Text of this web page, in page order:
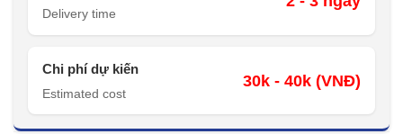
Delivery time
Chi phí dự kiến
Estimated cost
30k - 40k (VNĐ)